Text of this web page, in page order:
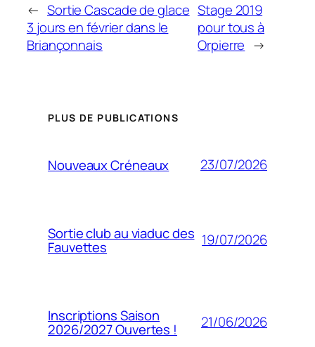
← Sortie Cascade de glace
3 jours en février dans le
Briançonnais
Stage 2019
pour tous à
Orpierre →
PLUS DE PUBLICATIONS
Nouveaux Créneaux 23/07/2026
Sortie club au viaduc des
Fauvettes 19/07/2026
Inscriptions Saison
2026/2027 Ouvertes ! 21/06/2026